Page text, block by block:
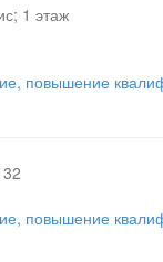
1 этаж
повышение
повышение